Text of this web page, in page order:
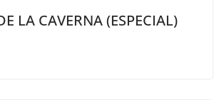
LA CAVERNA (ESPECIAL)